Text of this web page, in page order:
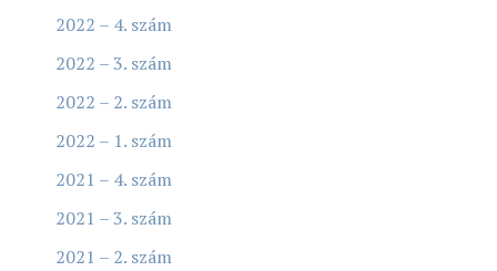
2022 – 4. szám
2022 – 3. szám
2022 – 2. szám
2022 – 1. szám
2021 – 4. szám
2021 – 3. szám
2021 – 2. szám